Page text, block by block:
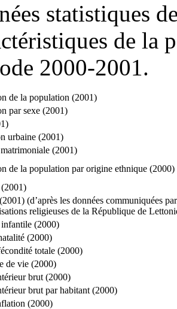
statistiques
de la
2000-2001.
de la population (2001)
par sexe (2001)
urbaine (2001)
(2001)
de la population par origine ethnique (2000)
(d’après les données communiquées par
religieuses de la République de
(2000)
(2000)
totale (2000)
de vie (2000)
brut (2000)
brut par habitant (2000)
(2000)